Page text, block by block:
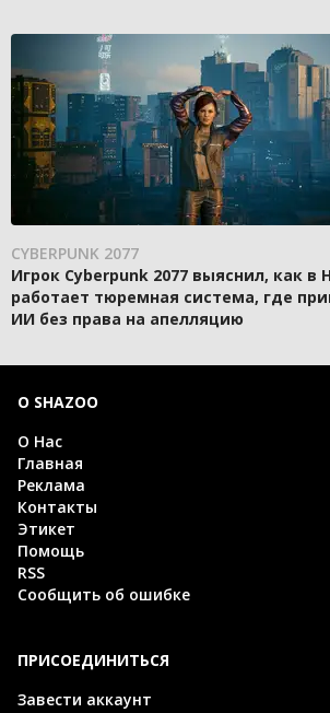
CYBERPUNK 2077
Игрок Cyberpunk 2077 выяснил, как в
работает тюремная система, где
ИИ без права на апелляцию
О SHAZOO
О Нас
Главная
Реклама
Контакты
Этикет
Помощь
RSS
Сообщить об ошибке
ПРИСОЕДИНИТЬСЯ
Завести аккаунт